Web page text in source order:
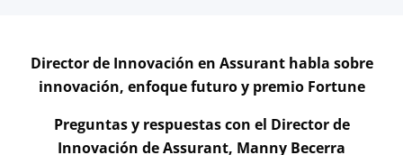
Director de Innovación en Assurant habla sobre
innovación, enfoque futuro y premio Fortune
Preguntas y respuestas con el Director de
Innovación de Assurant, Manny Becerra